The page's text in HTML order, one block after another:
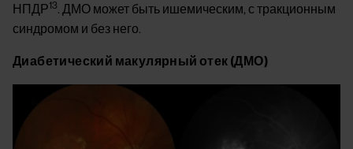
НПДР13. ДМО может быть ишемическим, с тракционным
синдромом и без него.
Диабетический макулярный отек (ДМО)